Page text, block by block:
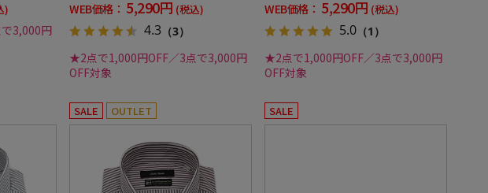
)
3,000円
WEB価格： 5,290円 (税込)
4.3 （3）
★2点で1,000円OFF／3点で3,000円
OFF対象
WEB価格： 5,290円 (税込)
5.0 （1）
★2点で1,000円OFF／3点で3,000円
OFF対象
SALE OUTLET SALE